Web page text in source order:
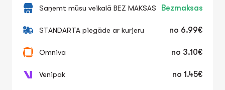
Saņemt mūsu veikalā BEZ MAKSAS Bezmaksas
STANDARTA piegāde ar kurjeru no 6.99€
Omniva no 3.10€
Venipak no 1.45€